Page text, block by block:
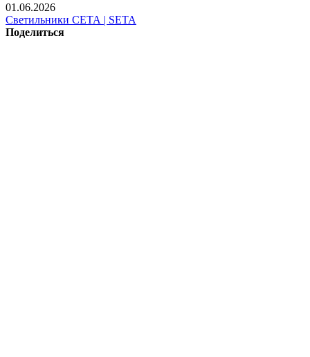
01.06.2026
Светильники СЕТА | SETA
Поделиться